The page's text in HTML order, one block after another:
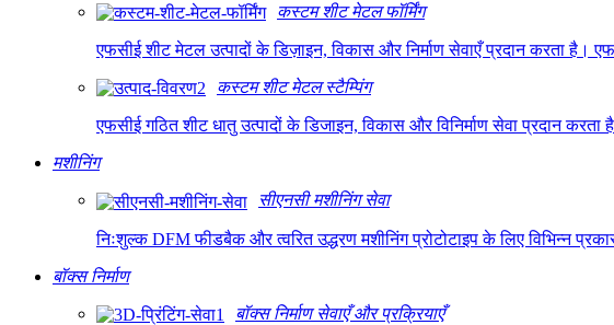
कस्टम शीट मेटल फॉर्मिंग
एफसीई शीट मेटल उत्पादों के डिज़ाइन, विकास और निर्माण सेवाएँ प्रदान करता है।
कस्टम शीट मेटल स्टैम्पिंग
एफसीई गठित शीट धातु उत्पादों के डिजाइन, विकास और विनिर्माण सेवा प्रदान करता
मशीनिंग
सीएनसी मशीनिंग सेवा
निःशुल्क DFM फीडबैक और त्वरित उद्धरण मशीनिंग प्रोटोटाइप के लिए विभिन्न
बॉक्स निर्माण
बॉक्स निर्माण सेवाएँ और प्रक्रियाएँ